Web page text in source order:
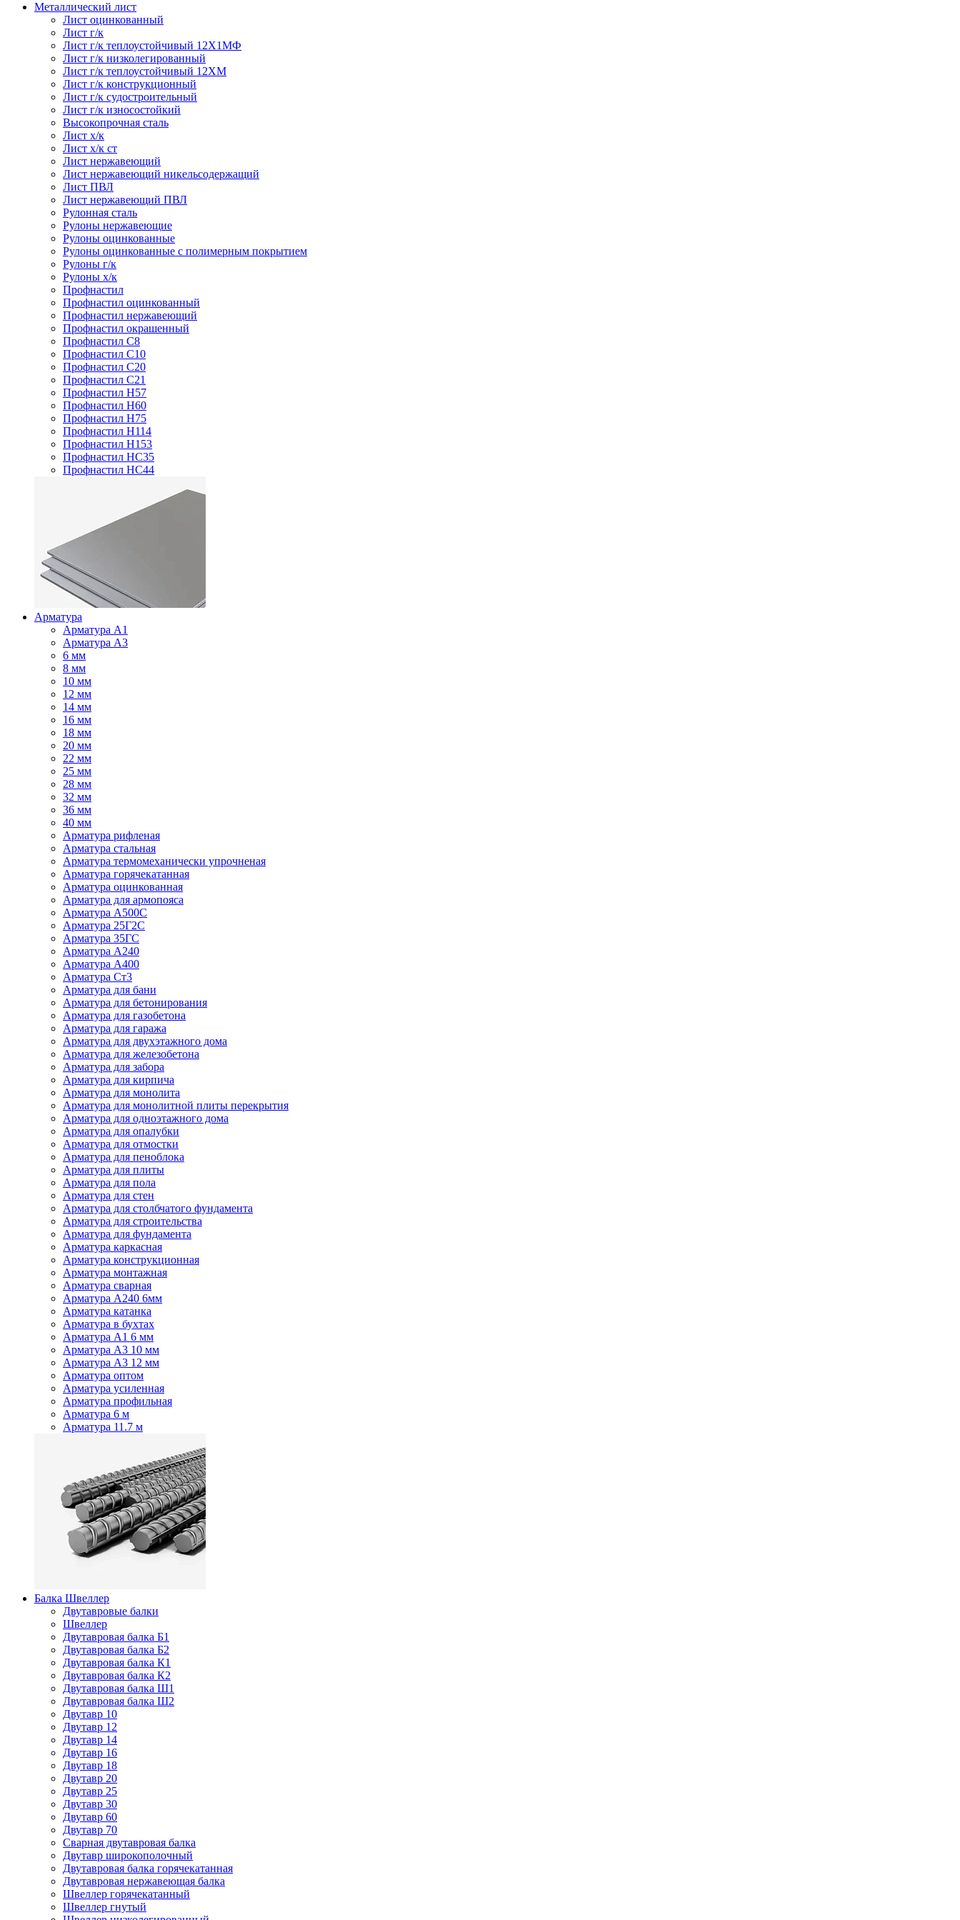
Металлический лист
Лист оцинкованный
Лист г/к
Лист г/к теплоустойчивый 12Х1МФ
Лист г/к низколегированный
Лист г/к теплоустойчивый 12ХМ
Лист г/к конструкционный
Лист г/к судостроительный
Лист г/к износостойкий
Высокопрочная сталь
Лист х/к
Лист х/к ст
Лист нержавеющий
Лист нержавеющий никельсодержащий
Лист ПВЛ
Лист нержавеющий ПВЛ
Рулонная сталь
Рулоны нержавеющие
Рулоны оцинкованные
Рулоны оцинкованные с полимерным покрытием
Рулоны г/к
Рулоны х/к
Профнастил
Профнастил оцинкованный
Профнастил нержавеющий
Профнастил окрашенный
Профнастил С8
Профнастил С10
Профнастил С20
Профнастил С21
Профнастил Н57
Профнастил Н60
Профнастил Н75
Профнастил Н114
Профнастил Н153
Профнастил НС35
Профнастил НС44
Арматура
Арматура А1
Арматура А3
6 мм
8 мм
10 мм
12 мм
14 мм
16 мм
18 мм
20 мм
22 мм
25 мм
28 мм
32 мм
36 мм
40 мм
Арматура рифленая
Арматура стальная
Арматура термомеханически упрочненая
Арматура горячекатанная
Арматура оцинкованная
Арматура для армопояса
Арматура A500С
Арматура 25Г2С
Арматура 35ГС
Арматура А240
Арматура А400
Арматура Ст3
Арматура для бани
Арматура для бетонирования
Арматура для газобетона
Арматура для гаража
Арматура для двухэтажного дома
Арматура для железобетона
Арматура для забора
Арматура для кирпича
Арматура для монолита
Арматура для монолитной плиты перекрытия
Арматура для одноэтажного дома
Арматура для опалубки
Арматура для отмостки
Арматура для пеноблока
Арматура для плиты
Арматура для пола
Арматура для стен
Арматура для столбчатого фундамента
Арматура для строительства
Арматура для фундамента
Арматура каркасная
Арматура конструкционная
Арматура монтажная
Арматура сварная
Арматура А240 6мм
Арматура катанка
Арматура в бухтах
Арматура А1 6 мм
Арматура А3 10 мм
Арматура А3 12 мм
Арматура оптом
Арматура усиленная
Арматура профильная
Арматура 6 м
Арматура 11.7 м
Балка Швеллер
Двутавровые балки
Швеллер
Двутавровая балка Б1
Двутавровая балка Б2
Двутавровая балка К1
Двутавровая балка К2
Двутавровая балка Ш1
Двутавровая балка Ш2
Двутавр 10
Двутавр 12
Двутавр 14
Двутавр 16
Двутавр 18
Двутавр 20
Двутавр 25
Двутавр 30
Двутавр 60
Двутавр 70
Сварная двутавровая балка
Двутавр широкополочный
Двутавровая балка горячекатанная
Двутавровая нержавеющая балка
Швеллер горячекатанный
Швеллер гнутый